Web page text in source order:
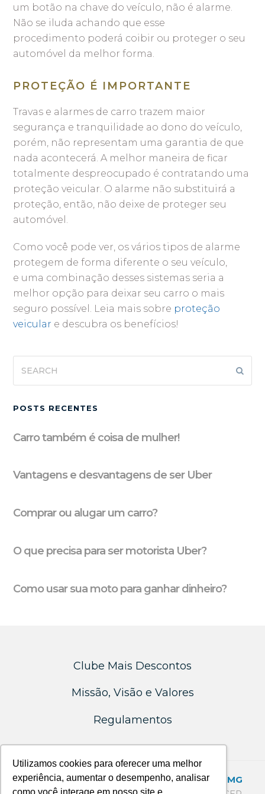
Utilizamos cookies para oferecer uma melhor
experiência, aumentar o desempenho, analisar
um botão na chave do veículo, não é alarme.
Não se iluda achando que esse
procedimento poderá coibir ou proteger o seu
automóvel da melhor forma.
PROTEÇÃO É IMPORTANTE
Travas e alarmes de carro trazem maior
segurança e tranquilidade ao dono do veículo,
porém, não representam uma garantia de que
nada acontecerá. A melhor maneira de ficar
totalmente despreocupado é contratando uma
proteção veicular. O alarme não substituirá a
proteção, então, não deixe de proteger seu
automóvel.
Como você pode ver, os vários tipos de alarme
protegem de forma diferente o seu veículo,
e uma combinação desses sistemas seria a
melhor opção para deixar seu carro o mais
seguro possível. Leia mais sobre proteção
veicular e descubra os benefícios!
POSTS RECENTES
Carro também é coisa de mulher!
Vantagens e desvantagens de ser Uber
Comprar ou alugar um carro?
O que precisa para ser motorista Uber?
Como usar sua moto para ganhar dinheiro?
Clube Mais Descontos
Missão, Visão e Valores
Regulamentos
SEDE - SANTA BRANCA - BELO HORIZONTE/MG